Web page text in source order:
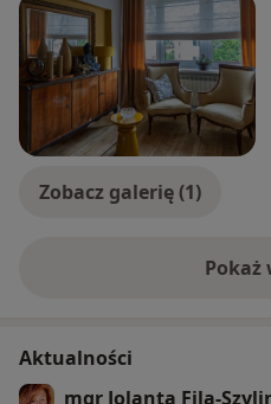
Zobacz galerię (1)
Pokaż
Aktualności
mgr Jolanta Fila-